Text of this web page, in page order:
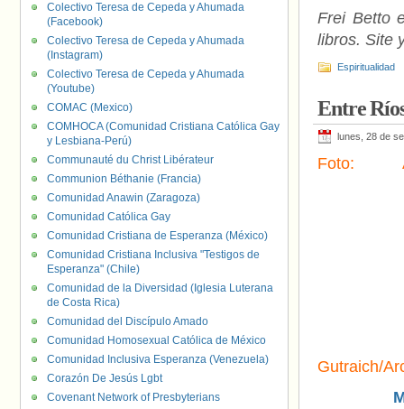
Frei Betto
libros. Site
Espiritualidad
Entre
lunes, 28 de
Foto:
Gutraich/
Colectivo Teresa de Cepeda y Ahumada
(Facebook)
Colectivo Teresa de Cepeda y Ahumada
(Instagram)
Colectivo Teresa de Cepeda y Ahumada
(Youtube)
COMAC (Mexico)
COMHOCA (Comunidad Cristiana Católica Gay
y Lesbiana-Perú)
Communauté du Christ Libérateur
Communion Béthanie (Francia)
Comunidad Anawin (Zaragoza)
Comunidad Católica Gay
Comunidad Cristiana de Esperanza (México)
Comunidad Cristiana Inclusiva "Testigos de
Esperanza" (Chile)
Comunidad de la Diversidad (Iglesia Luterana
de Costa Rica)
Comunidad del Discípulo Amado
Comunidad Homosexual Católica de México
Comunidad Inclusiva Esperanza (Venezuela)
Corazón De Jesús Lgbt
Covenant Network of Presbyterians